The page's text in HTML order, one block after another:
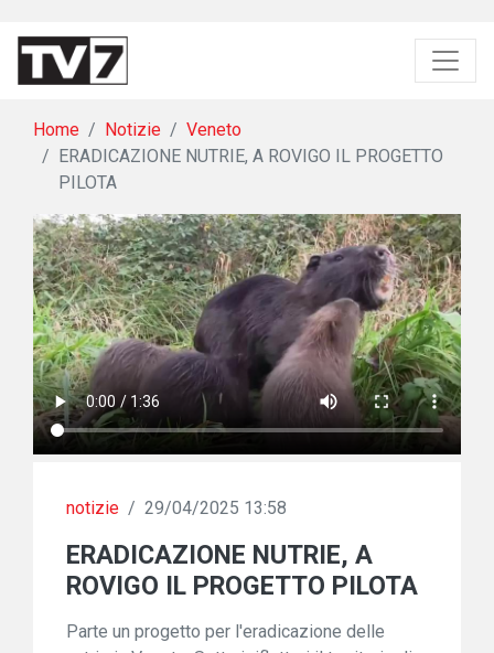
Home Notizie
Veneto
ERADICAZIONE NUTRIE, A ROVIGO IL PROGETTO
PILOTA
notizie / 29/04/2025 13:58
ERADICAZIONE NUTRIE, A
ROVIGO IL PROGETTO PILOTA
Parte un progetto per l'eradicazione delle